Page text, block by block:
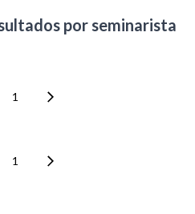
por seminarista
1
1